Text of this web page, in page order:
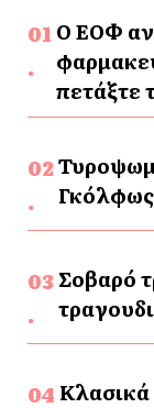
Ο ΕΟΦ
πετάξτε
Γκόλφως
Σοβαρό
Κλασικά